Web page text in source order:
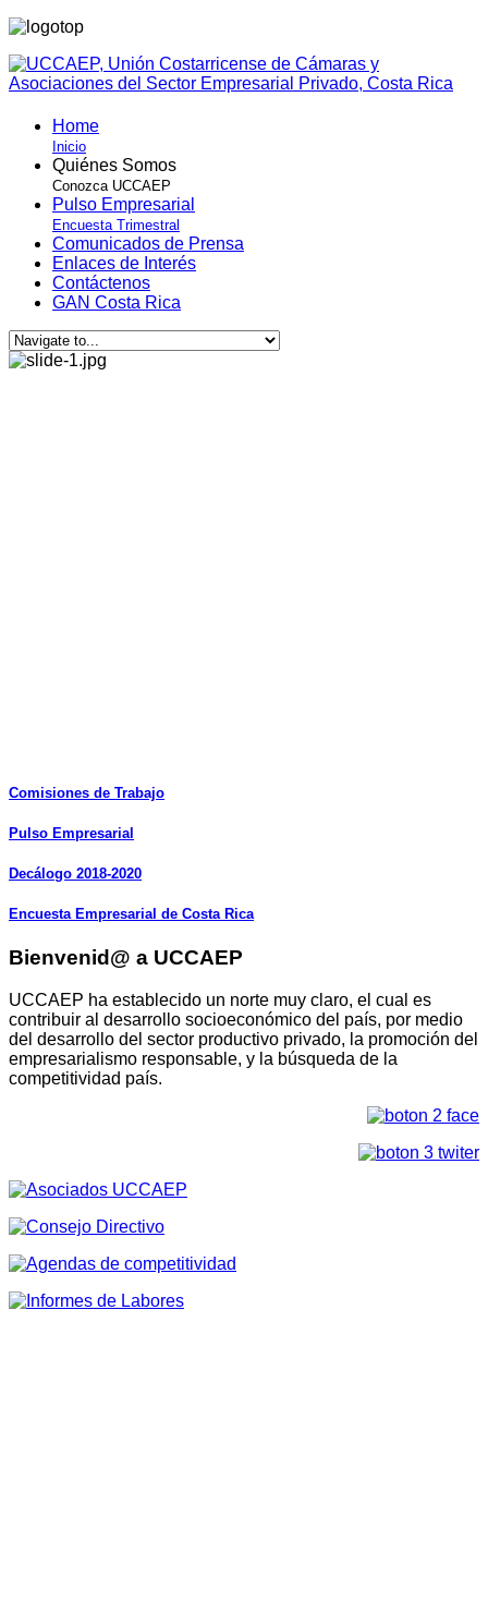
Home
Inicio
Quiénes Somos
Conozca UCCAEP
Pulso Empresarial
Encuesta Trimestral
Comunicados de Prensa
Enlaces de Interés
Contáctenos
GAN Costa Rica
Comisiones de Trabajo
Pulso Empresarial
Decálogo 2018-2020
Encuesta Empresarial de Costa Rica
Bienvenid@ a UCCAEP
UCCAEP ha establecido un norte muy claro, el cual es
contribuir al desarrollo socioeconómico del país, por medio
del desarrollo del sector productivo privado, la promoción del
empresarialismo responsable, y la búsqueda de la
competitividad país.